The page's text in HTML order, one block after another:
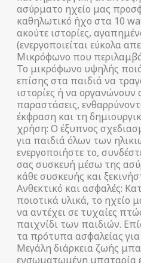
ασύρματο ηχείο μας
καθηλωτικό ήχο στα 10
ακούτε ιστορίες,
(ενεργοποιείται εύκολα
Μικρόφωνο που
Το μικρόφωνο υψηλής
επίσης στα παιδιά να
ιστορίες ή να οργανώνουν
παραστάσεις,
έκφραση και τη
χρήση: Ο έξυπνος
για παιδιά όλων των
ενεργοποιήστε το,
σας συσκευή μέσω της
κάθε συσκευής και
Ανθεκτικό και ασφαλές:
ποιοτικά υλικά, το ηχείο
να αντέχει σε τυχαίες
παιχνίδι των παιδιών.
τα πρότυπα ασφαλείας
Μεγάλη διάρκεια ζωής
ενσωματωμένη μπαταρία